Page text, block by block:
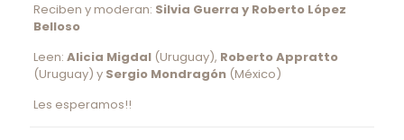
Reciben y moderan: Silvia Guerra y Roberto López
Belloso
Leen: Alicia Migdal (Uruguay), Roberto Appratto
(Uruguay) y Sergio Mondragón(México)
Les esperamos!!